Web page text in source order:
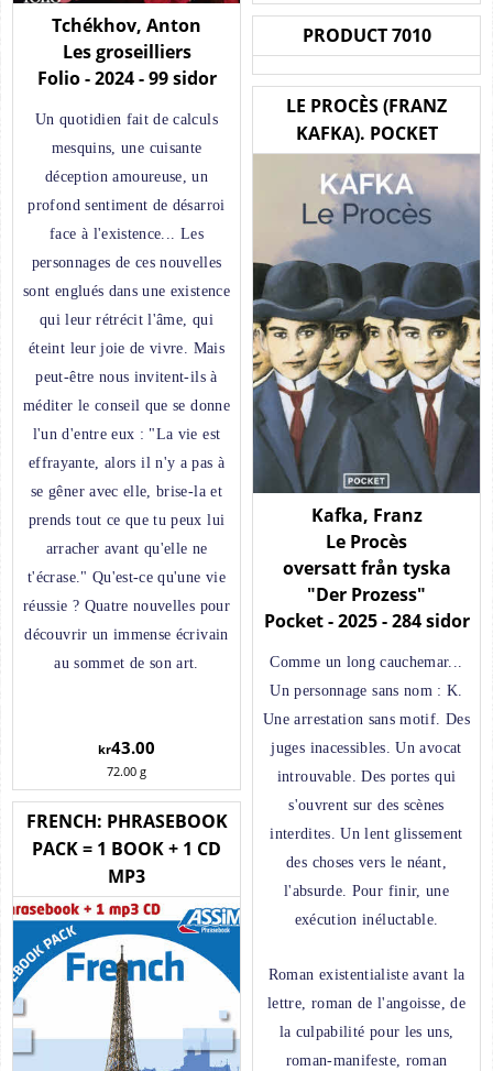
Tchékhov, Anton
Les groseilliers
Folio - 2024 - 99 sidor
Un quotidien fait de calculs
mesquins, une cuisante
déception amoureuse, un
profond sentiment de désarroi
face à l'existence... Les
personnages de ces nouvelles
sont englués dans une existence
qui leur rétrécit l'âme, qui
éteint leur joie de vivre. Mais
peut-être nous invitent-ils à
méditer le conseil que se donne
l'un d'entre eux : "La vie est
effrayante, alors il n'y a pas à
se gêner avec elle, brise-la et
prends tout ce que tu peux lui
arracher avant qu'elle ne
t'écrase." Qu'est-ce qu'une vie
réussie ? Quatre nouvelles pour
découvrir un immense écrivain
au sommet de son art.
kr43.00
72.00 g
PRODUCT 7010
LE PROCÈS (FRANZ
KAFKA). POCKET
Kafka, Franz
Le Procès
oversatt från tyska
"Der Prozess"
Pocket - 2025 - 284 sidor
Comme un long cauchemar...
Un personnage sans nom : K.
Une arrestation sans motif. Des
juges inacessibles. Un avocat
introuvable. Des portes qui
s'ouvrent sur des scènes
interdites. Un lent glissement
des choses vers le néant,
l'absurde. Pour finir, une
exécution inéluctable.
Roman existentialiste avant la
lettre, roman de l'angoisse, de
la culpabilité pour les uns,
roman-manifeste, roman
FRENCH: PHRASEBOOK
PACK = 1 BOOK + 1 CD
MP3